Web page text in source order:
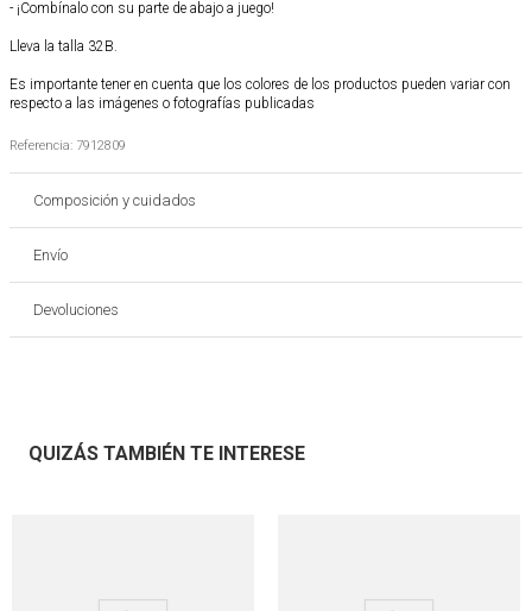
- ¡Combínalo con su parte de abajo a juego!
Lleva la talla 32B.
Es importante tener en cuenta que los colores de los productos pueden variar con
respecto a las imágenes o fotografías publicadas
Referencia: 7912809
Composición y cuidados
Envío
Devoluciones
QUIZÁS TAMBIÉN TE INTERESE